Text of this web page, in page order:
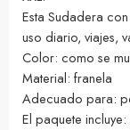
Esta Sudadera
uso diario, viajes,
Color: como se
Material: franela
Adecuado para:
El paquete